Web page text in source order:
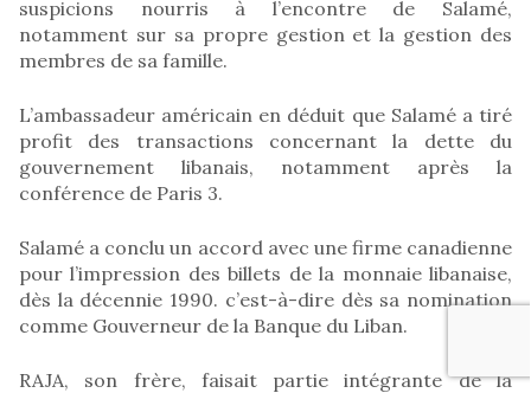
suspicions nourris à l’encontre de Salamé,
notamment sur sa propre gestion et la gestion des
membres de sa famille.
L’ambassadeur américain en déduit que Salamé a tiré
profit des transactions concernant la dette du
gouvernement libanais, notamment après la
conférence de Paris 3.
Salamé a conclu un accord avec une firme canadienne
pour l’impression des billets de la monnaie libanaise,
dès la décennie 1990. c’est-à-dire dès sa nomination
comme Gouverneur de la Banque du Liban.
RAJA, son frère, faisait partie intégrante de la